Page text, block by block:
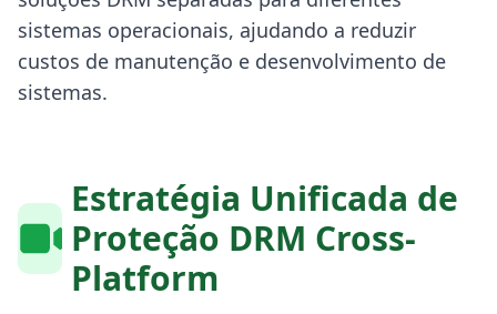
sistemas operacionais, ajudando a reduzir
custos de manutenção e desenvolvimento de
sistemas.
Estratégia Unificada de
Proteção DRM Cross-
Platform